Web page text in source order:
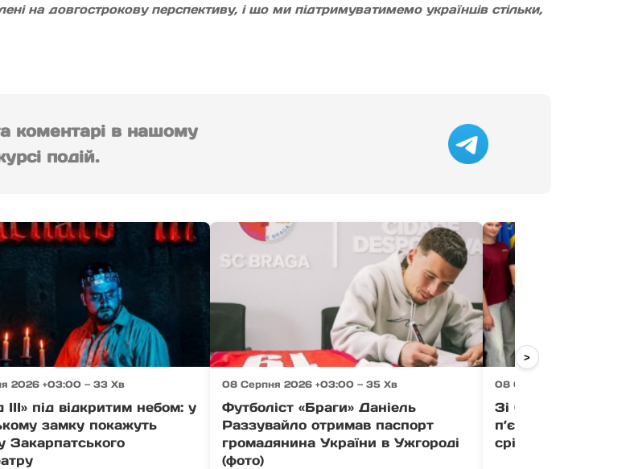
на довгострокову перспективу, і що ми підтримуватимемо українців стільки,
коментарі в нашому
подій.
2026 +03:00 — 33 Хв
ІІІ» під відкритим небом: у
замку покажуть
Закарпатського
08 Серпня 2026 +03:00 — 35 Хв
Футболіст «Браги» Даніель
Раззувайло отримав паспорт
громадянина України в Ужгороді
(фото)
08 Серпня 2026 +03:00
Зі Сільця — на
п’єдестал:
срібло для
>